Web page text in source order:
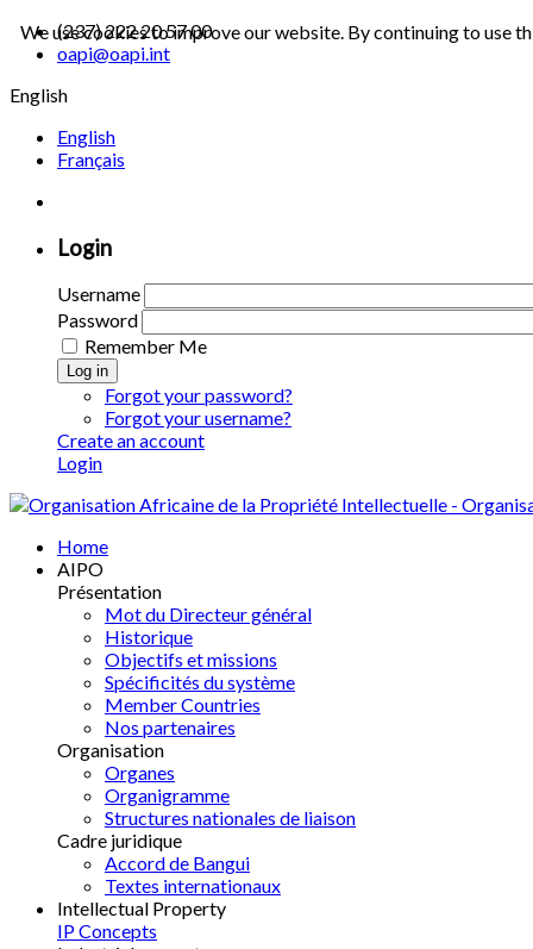
(237) 222 20 57 00
oapi@oapi.int
English
English
Français
Login
Username
Password
Remember Me
Log in
Forgot your password?
Forgot your username?
Create an account
Login
Home
AIPO
Présentation
Mot du Directeur général
Historique
Objectifs et missions
Spécificités du système
Member Countries
Nos partenaires
Organisation
Organes
Organigramme
Structures nationales de liaison
Cadre juridique
Accord de Bangui
Textes internationaux
Intellectual Property
IP Concepts
We use cookies to improve our website. By continuing to use